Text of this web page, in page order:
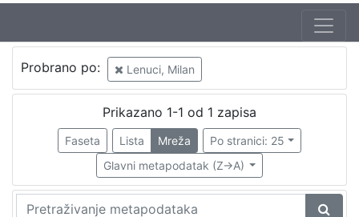
Probrano po: Lenuci, Milan
Prikazano 1-1 od 1 zapisa
Faseta Lista Mreža
Po stranici: 25
Glavni metapodatak (Z->A)